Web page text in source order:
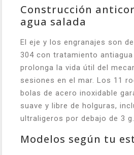
Construcción
agua salada
El eje y los engranajes son
304 con tratamiento
prolonga la vida útil del
sesiones en el mar. Los 11
bolas de acero inoxidable
suave y libre de holguras,
ultraligeros por debajo de 3 g.
Modelos según tu